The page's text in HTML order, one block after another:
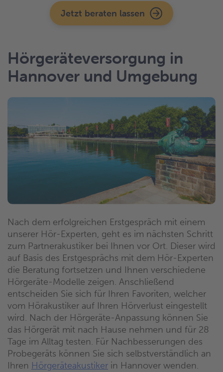
Jetzt beraten lassen
Hörgeräteversorgung in
Hannover und Umgebung
Nach dem erfolgreichen Erstgespräch mit einem
unserer Hör-Experten, geht es im nächsten Schritt
zum Partnerakustiker bei Ihnen vor Ort. Dieser wird
auf Basis des Erstgesprächs mit dem Hör-Experten
die Beratung fortsetzen und Ihnen verschiedene
Hörgeräte-Modelle zeigen. Anschließend
entscheiden Sie sich für Ihren Favoriten, welcher
vom Hörakustiker auf Ihren Hörverlust eingestellt
wird. Nach der Hörgeräte-Anpassung können Sie
das Hörgerät mit nach Hause nehmen und für 28
Tage im Alltag testen. Für Nachbesserungen des
Probegeräts können Sie sich selbstverständlich an
Ihren Hörgeräteakustiker in Hannover wenden.